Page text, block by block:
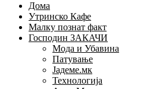
Дома
Утринско Кафе
Малку познат факт
Господин ЗАКАЧИ
Мода и Убавина
Патување
Јадеме.мк
Технологија